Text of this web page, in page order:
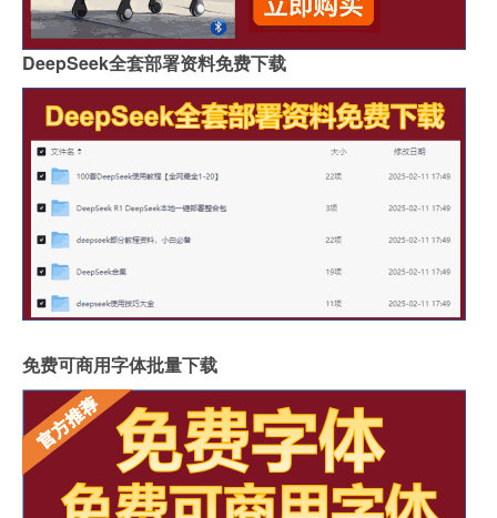
DeepSeek全套部署资料免费下载
免费可商用字体批量下载